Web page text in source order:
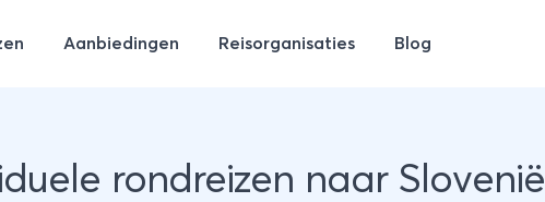
Aanbiedingen Reisorganisaties Blog
rondreizen naar Slovenië